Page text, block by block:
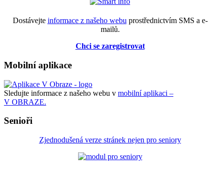
Dostávejte informace z našeho webu prostřednictvím SMS a e-
mailů.
Chci se zaregistrovat
Mobilní aplikace
Sledujte informace z našeho webu v mobilní aplikaci –
V OBRAZE.
Senioři
Zjednodušená verze stránek nejen pro seniory